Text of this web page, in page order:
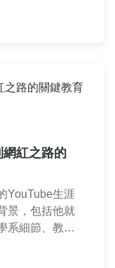
唱片的特色、
紅之路的
YouTube生涯
景，包括他就
系細節、教育